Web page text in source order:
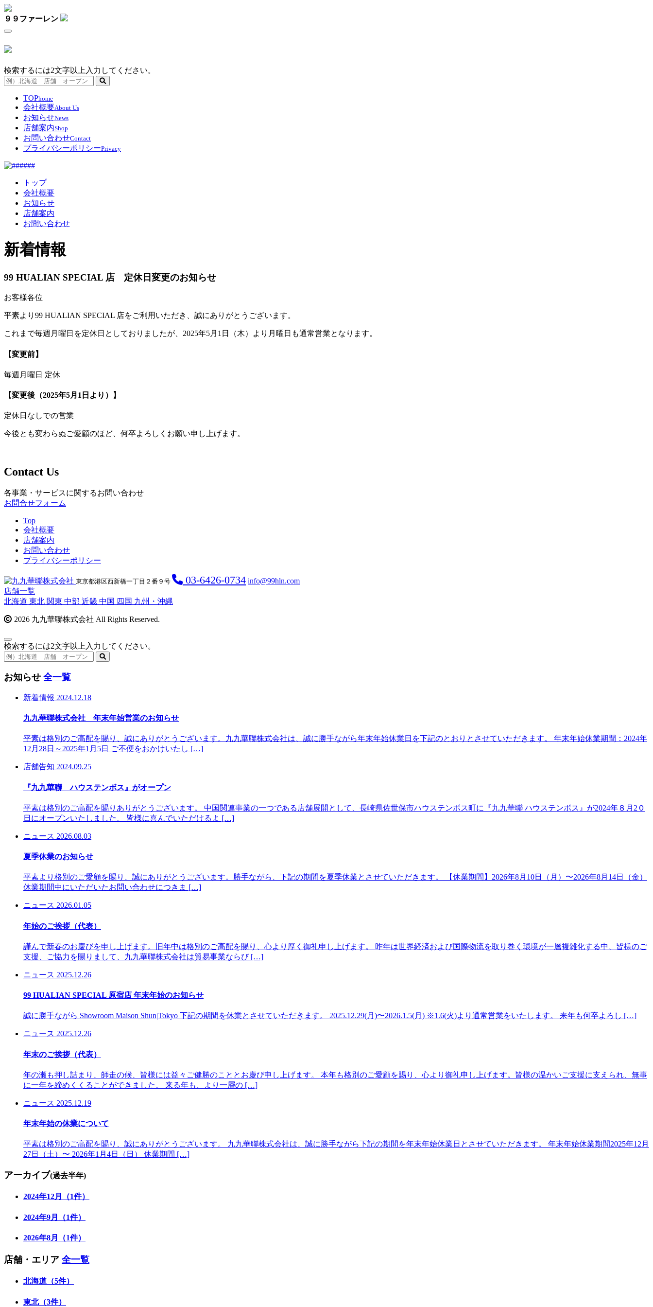
９９ファーレン
検索するには2文字以上入力してください。
TOPhome
会社概要About Us
お知らせNews
店舗案内Shop
お問い合わせContact
プライバシーポリシーPrivacy
トップ
会社概要
お知らせ
店舗案内
お問い合わせ
新着情報
99 HUALIAN SPECIAL 店 定休日変更のお知らせ
お客様各位
平素より99 HUALIAN SPECIAL 店をご利用いただき、誠にありがとうございます。
これまで毎週月曜日を定休日としておりましたが、2025年5月1日（木）より月曜日も通常営業となります。
【変更前】
毎週月曜日 定休
【変更後（2025年5月1日より）】
定休日なしでの営業
今後とも変わらぬご愛顧のほど、何卒よろしくお願い申し上げます。
Contact Us
各事業・サービスに関するお問い合わせ
お問合せフォーム
Top
会社概要
店舗案内
お問い合わせ
プライバシーポリシー
東京都港区西新橋一丁目２番９号 03-6426-0734 info@99hln.com
店舗一覧
北海道 東北 関東 中部 近畿 中国 四国 九州・沖縄
2026 九九華聯株式会社 All Rights Reserved.
検索するには2文字以上入力してください。
お知らせ 全一覧
新着情報 2024.12.18
九九華聯株式会社 年末年始営業のお知らせ
平素は格別のご高配を賜り、誠にありがとうございます。九九華聯株式会社は、誠に勝手ながら年末年始休業日を下記のとおりとさせていただきます。 年末年始休業期間：2024年
12月28日～2025年1月5日 ご不便をおかけいたし […]
店舗告知 2024.09.25
『九九華聯 ハウステンボス』がオープン
平素は格別のご高配を賜りありがとうございます。 中国関連事業の一つである店舗展開として、長崎県佐世保市ハウステンボス町に『九九華聯 ハウステンボス』が2024年８月2０
日にオープンいたしました。 皆様に喜んでいただけるよ […]
ニュース 2026.08.03
夏季休業のお知らせ
平素より格別のご愛顧を賜り、誠にありがとうございます。勝手ながら、下記の期間を夏季休業とさせていただきます。 【休業期間】2026年8月10日（月）〜2026年8月14日（金）
休業期間中にいただいたお問い合わせにつきま […]
ニュース 2026.01.05
年始のご挨拶（代表）
謹んで新春のお慶びを申し上げます。旧年中は格別のご高配を賜り、心より厚く御礼申し上げます。 昨年は世界経済および国際物流を取り巻く環境が一層複雑化する中、皆様のご
支援、ご協力を賜りまして、九九華聯株式会社は貿易事業ならび […]
ニュース 2025.12.26
99 HUALIAN SPECIAL 原宿店 年末年始のお知らせ
誠に勝手ながら Showroom Maison Shun|Tokyo 下記の期間を休業とさせていただきます。 2025.12.29(月)〜2026.1.5(月) ※1.6(火)より通常営業をいたします。 来年も何卒よろし […]
ニュース 2025.12.26
年末のご挨拶（代表）
年の瀬も押し詰まり、師走の候、皆様には益々ご健勝のこととお慶び申し上げます。 本年も格別のご愛顧を賜り、心より御礼申し上げます。皆様の温かいご支援に支えられ、無事
に一年を締めくくることができました。 来る年も、より一層の […]
ニュース 2025.12.19
年末年始の休業について
平素は格別のご高配を賜り、誠にありがとうございます。 九九華聯株式会社は、誠に勝手ながら下記の期間を年末年始休業日とさせていただきます。 年末年始休業期間2025年12月
27日（土）〜 2026年1月4日（日） 休業期間 […]
アーカイブ(過去半年)
2024年12月（1件）
2024年9月（1件）
2026年8月（1件）
店舗・エリア 全一覧
北海道（5件）
東北（3件）